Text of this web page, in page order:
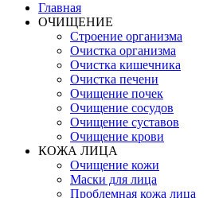
Главная
ОЧИЩЕНИЕ
Строение организма
Очистка организма
Очистка кишечника
Очистка печени
Очищение почек
Очищение сосудов
Очищение суставов
Очищение крови
КОЖА ЛИЦА
Очищение кожи
Маски для лица
Проблемная кожа лица